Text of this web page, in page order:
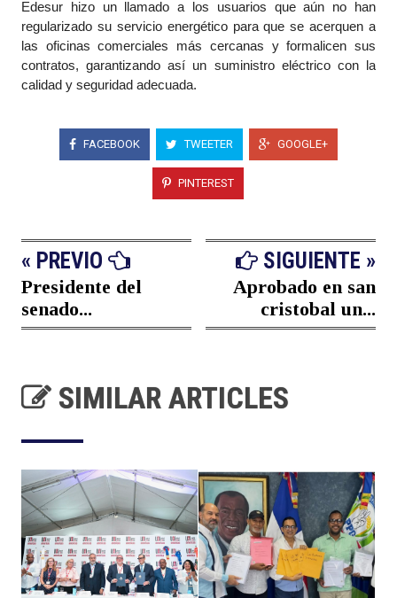
Edesur hizo un llamado a los usuarios que aún no han
regularizado su servicio energético para que se acerquen a
las oficinas comerciales más cercanas y formalicen sus
contratos, garantizando así un suministro eléctrico con la
calidad y seguridad adecuada.
FACEBOOK TWEETER GOOGLE+
PINTEREST
« PREVIO
Presidente del
senado...
SIGUIENTE »
Aprobado en san
cristobal un...
SIMILAR ARTICLES